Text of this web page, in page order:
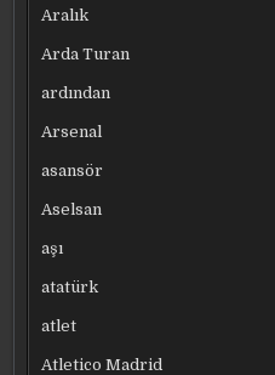
Aralık
Arda Turan
ardından
Arsenal
asansör
Aselsan
aşı
atatürk
atlet
Atletico Madrid